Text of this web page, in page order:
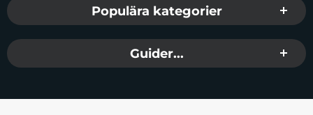
Populära kategorier
Guider...